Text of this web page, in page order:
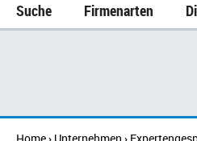
Suche Firmenarten